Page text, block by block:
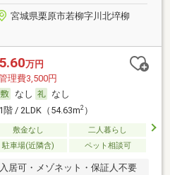
宮城県栗原市若柳字川北埣柳
5.60万円
理費3,500円
なし
なし
1階 / 2LDK（54.63m2）
敷金なし
二人暮らし
駐車場(近隣含) ペット相談可
居可・メゾネット・保証人不要